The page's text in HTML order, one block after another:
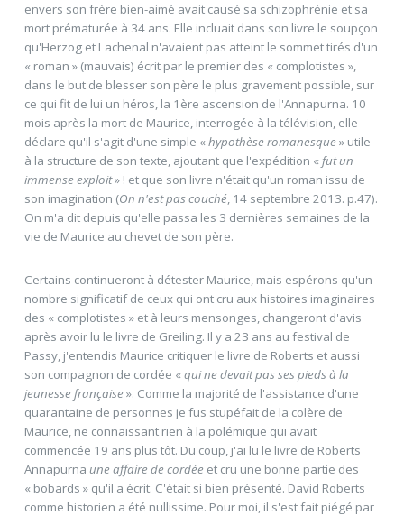
envers son frère bien-aimé avait causé sa schizophrénie et sa
mort prématurée à 34 ans. Elle incluait dans son livre le soupçon
qu'Herzog et Lachenal n'avaient pas atteint le sommet tirés d'un
« roman » (mauvais) écrit par le premier des « complotistes »,
dans le but de blesser son père le plus gravement possible, sur
ce qui fit de lui un héros, la 1ère ascension de l'Annapurna. 10
mois après la mort de Maurice, interrogée à la télévision, elle
déclare qu'il s'agit d'une simple «hypothèse romanesque » utile
à la structure de son texte, ajoutant que l'expédition «fut un
immense exploit» ! et que son livre n'était qu'un roman issu de
son imagination (On n'est pas couché, 14 septembre 2013. p.47).
On m'a dit depuis qu'elle passa les 3 dernières semaines de la
vie de Maurice au chevet de son père.
Certains continueront à détester Maurice, mais espérons qu'un
nombre significatif de ceux qui ont cru aux histoires imaginaires
des « complotistes » et à leurs mensonges, changeront d'avis
après avoir lu le livre de Greiling. Il y a 23 ans au festival de
Passy, j'entendis Maurice critiquer le livre de Roberts et aussi
son compagnon de cordée «qui ne devait pas ses pieds à la
jeunesse française ». Comme la majorité de l'assistance d'une
quarantaine de personnes je fus stupéfait de la colère de
Maurice, ne connaissant rien à la polémique qui avait
commencée 19 ans plus tôt. Du coup, j'ai lu le livre de Roberts
Annapurna une affaire de cordée et cru une bonne partie des
« bobards » qu'il a écrit. C'était si bien présenté. David Roberts
comme historien a été nullissime. Pour moi, il s'est fait piégé par